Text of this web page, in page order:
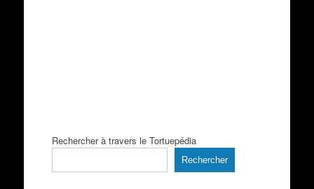
Rechercher à travers le Tortuepédia
Rechercher